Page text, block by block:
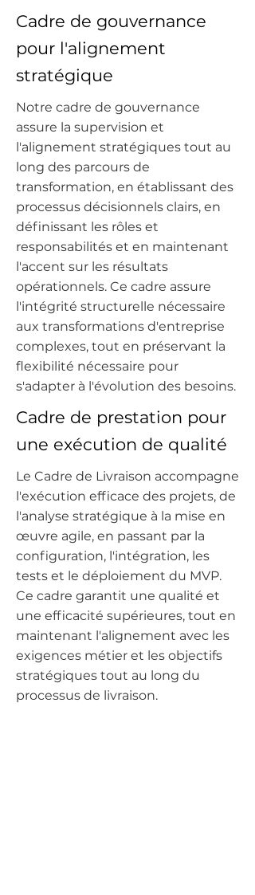
Cadre de gouvernance
pour l'alignement
stratégique
Notre cadre de gouvernance
assure la supervision et
l'alignement stratégiques tout au
long des parcours de
transformation, en établissant des
processus décisionnels clairs, en
définissant les rôles et
responsabilités et en maintenant
l'accent sur les résultats
opérationnels. Ce cadre assure
l'intégrité structurelle nécessaire
aux transformations d'entreprise
complexes, tout en préservant la
flexibilité nécessaire pour
s'adapter à l'évolution des besoins.
Cadre de prestation pour
une exécution de qualité
Le Cadre de Livraison accompagne
l'exécution efficace des projets, de
l'analyse stratégique à la mise en
œuvre agile, en passant par la
configuration, l'intégration, les
tests et le déploiement du MVP.
Ce cadre garantit une qualité et
une efficacité supérieures, tout en
maintenant l'alignement avec les
exigences métier et les objectifs
stratégiques tout au long du
processus de livraison.